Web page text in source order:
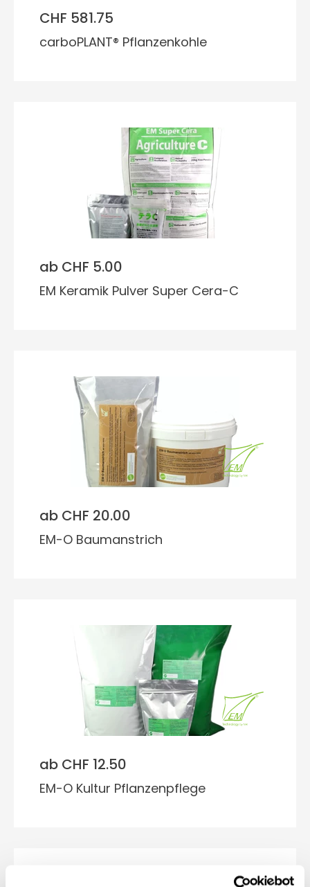
CHF 581.75
carboPLANT® Pflanzenkohle
ab CHF 5.00
EM Keramik Pulver Super Cera-C
ab CHF 20.00
EM-O Baumanstrich
ab CHF 12.50
EM-O Kultur Pflanzenpflege